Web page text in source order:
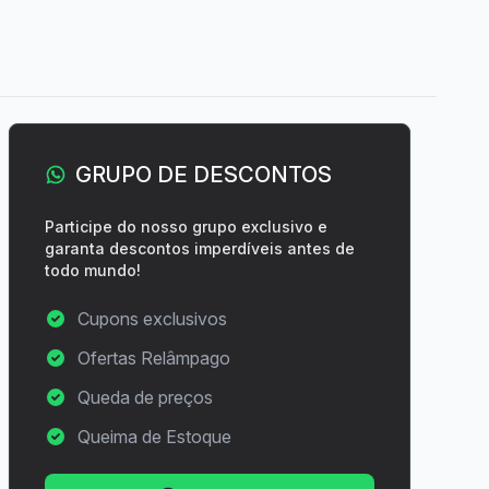
GRUPO DE DESCONTOS
Participe do nosso grupo exclusivo e
garanta descontos imperdíveis antes de
todo mundo!
Cupons exclusivos
Ofertas Relâmpago
Queda de preços
Queima de Estoque